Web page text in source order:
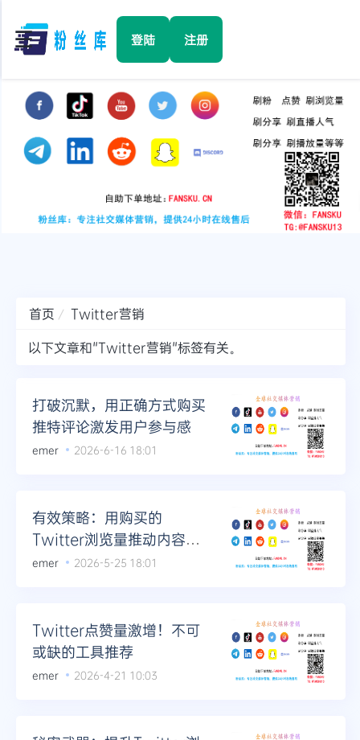
☰ 登陆 注册
Facebook
TikTok
YouTube
Telegram
更多
首页
Twitter营销
以下文章和"Twitter营销"标签有关。
打破沉默，用正确方式购买
推特评论激发用户参与感
emer 2026-6-16 18:01
有效策略：用购买的
Twitter浏览量推动内容传
播
emer 2026-5-25 18:01
Twitter点赞量激增！不可
或缺的工具推荐
emer 2026-4-21 10:03